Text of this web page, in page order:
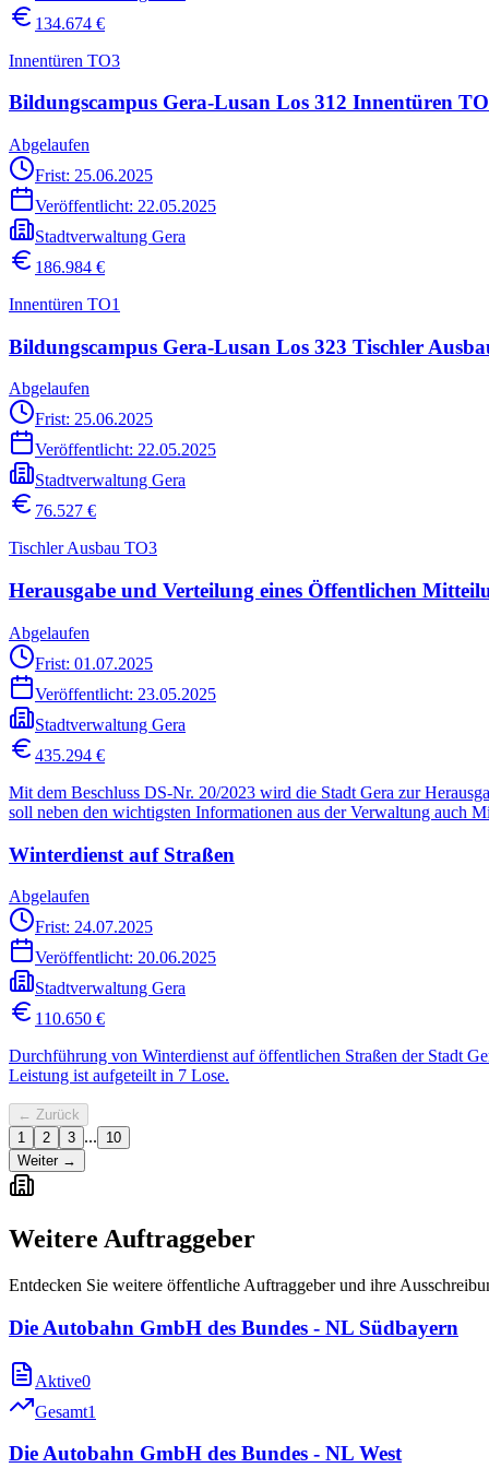
134.674 €
Innentüren TO3
Bildungscampus Gera-Lusan Los 312 Innentüren
Abgelaufen
Frist: 25.06.2025
Veröffentlicht: 22.05.2025
Stadtverwaltung Gera
186.984 €
Innentüren TO1
Bildungscampus Gera-Lusan Los 323 Tischler
Abgelaufen
Frist: 25.06.2025
Veröffentlicht: 22.05.2025
Stadtverwaltung Gera
76.527 €
Tischler Ausbau TO3
Herausgabe und Verteilung eines Öffentlichen
Abgelaufen
Frist: 01.07.2025
Veröffentlicht: 23.05.2025
Stadtverwaltung Gera
435.294 €
Mit dem Beschluss DS-Nr. 20/2023 wird die Stadt Gera zur
soll neben den wichtigsten Informationen aus der Verwaltung auch
Winterdienst auf Straßen
Abgelaufen
Frist: 24.07.2025
Veröffentlicht: 20.06.2025
Stadtverwaltung Gera
110.650 €
Durchführung von Winterdienst auf öffentlichen Straßen der Stadt
Leistung ist aufgeteilt in 7 Lose.
← Zurück
1
2 3 ...
10
Weiter →
Weitere Auftraggeber
Entdecken Sie weitere öffentliche Auftraggeber und ihre
Die Autobahn GmbH des Bundes - NL Südbayern
Aktive0
Gesamt1
Die Autobahn GmbH des Bundes - NL West